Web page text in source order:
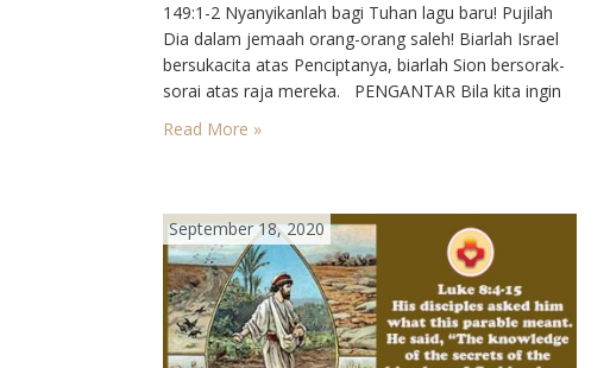
149:1-2 Nyanyikanlah bagi Tuhan lagu baru! Pujilah
Dia dalam jemaah orang-orang saleh! Biarlah Israel
bersukacita atas Penciptanya, biarlah Sion bersorak-
sorai atas raja mereka. PENGANTAR Bila kita ingin
menjadi Gereja sungguh-sungguh, maka kita harus
ikut prihatin dan menderita bersama Gereja, bukan
Read More »
September 18, 2020